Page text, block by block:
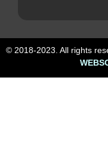
© 2018-2023. All rights